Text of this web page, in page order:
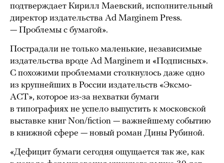
подтверждает Кирилл Маевский, исполнительный
директор издательства Ad Marginem Press.
— Проблемы с бумагой».
Пострадали не только маленькие, независимые
издательства вроде Ad Marginem и «Подписных».
С похожими проблемами столкнулось даже одно
из крупнейших в России издательств «Эксмо-
АСТ», которое из-за нехватки бумаги
в типографиях не успело выпустить к московской
выставке книг Non/fiction — важнейшему событию
в книжной сфере — новый роман Дины Рубиной.
«Дефицит бумаги сегодня ощущается так же, как